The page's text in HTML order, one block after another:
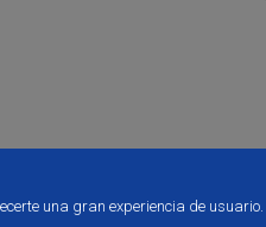
una gran experiencia de